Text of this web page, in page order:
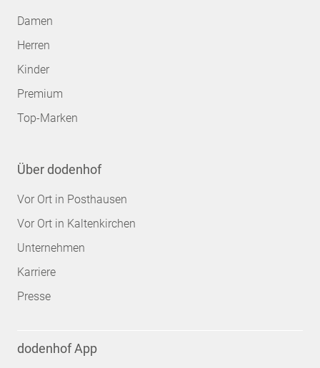
Damen
Herren
Kinder
Premium
Top-Marken
Über dodenhof
Vor Ort in Posthausen
Vor Ort in Kaltenkirchen
Unternehmen
Karriere
Presse
dodenhof App